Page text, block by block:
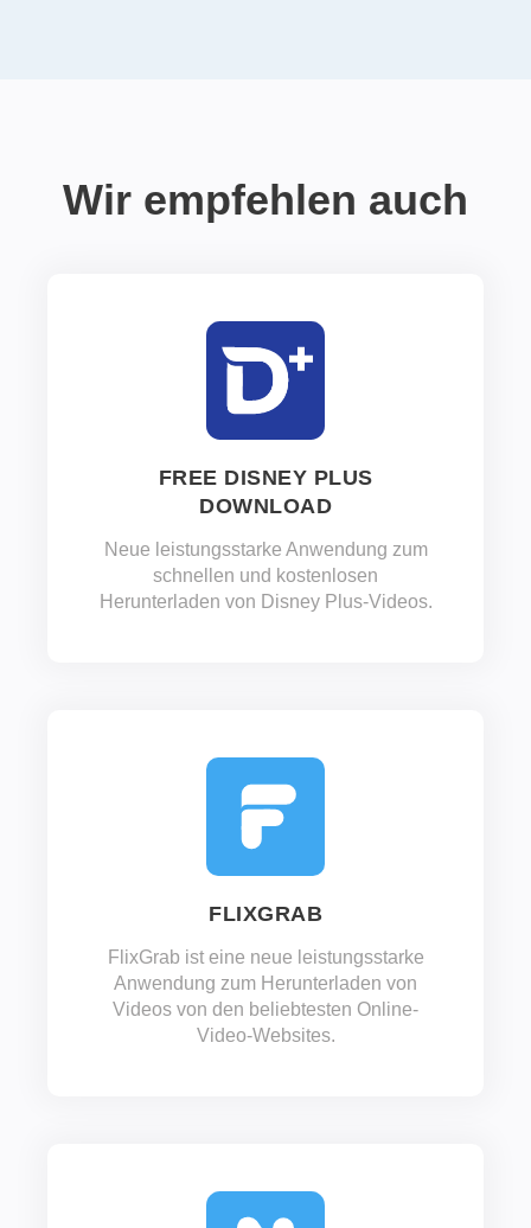
Wir empfehlen auch
FREE DISNEY PLUS
DOWNLOAD
Neue leistungsstarke Anwendung zum
schnellen und kostenlosen
Herunterladen von Disney Plus-Videos.
FLIXGRAB
FlixGrab ist eine neue leistungsstarke
Anwendung zum Herunterladen von
Videos von den beliebtesten Online-
Video-Websites.